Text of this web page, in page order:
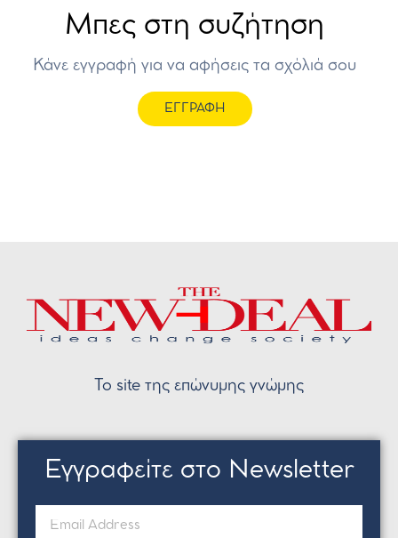
Μπες στη συζήτηση
Κάνε εγγραφή για να αφήσεις τα σχόλιά σου
ΕΓΓΡΑΦΗ
Το site της επώνυμης γνώμης
Εγγραφείτε στο Newsletter